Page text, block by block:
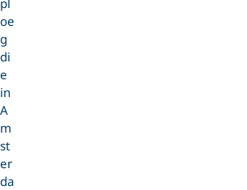
pl
oe
g
di
e
in
A
m
st
er
da